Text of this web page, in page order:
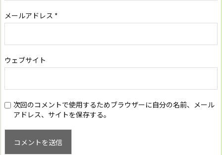
メールアドレス *
ウェブサイト
次回のコメントで使用するためブラウザーに自分の名前、メール
アドレス、サイトを保存する。